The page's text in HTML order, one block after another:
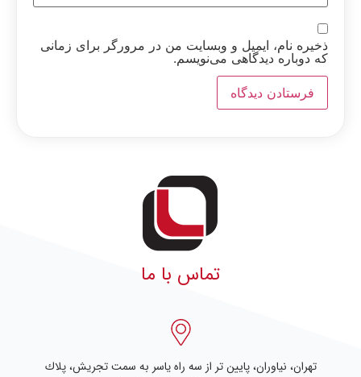
ذخیره نام، ایمیل و وبسایت من در مرورگر برای زمانی
که دوباره دیدگاهی می‌نویسم.
تماس با ما
تهران، نياوران، پایین تر از سه راه یاسر به سمت تجریش، پلاك